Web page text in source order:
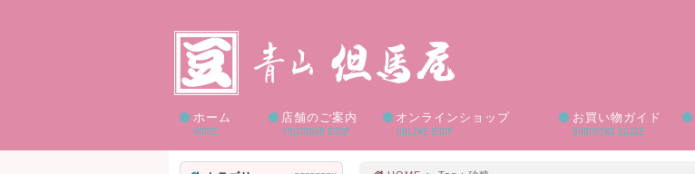
ホーム
HOME
店舗のご案内
TAJIMAYA SHOP
オンラインショップ
ONLINE SHOP
お買い物ガイド
SHOPPING GUIDE